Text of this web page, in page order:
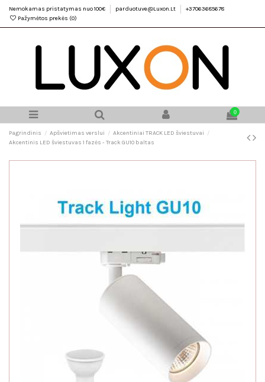
Nemokamas pristatymas nuo 100€ parduotuve@Luxon.Lt
+37063685678
Pažymėtos prekės (0)
0
Pagrindinis Apšvietimas verslui
Akcentiniai TRACK LED šviestuvai
Akcentinis LED šviestuvas 1 fazės - Track GU10 baltas